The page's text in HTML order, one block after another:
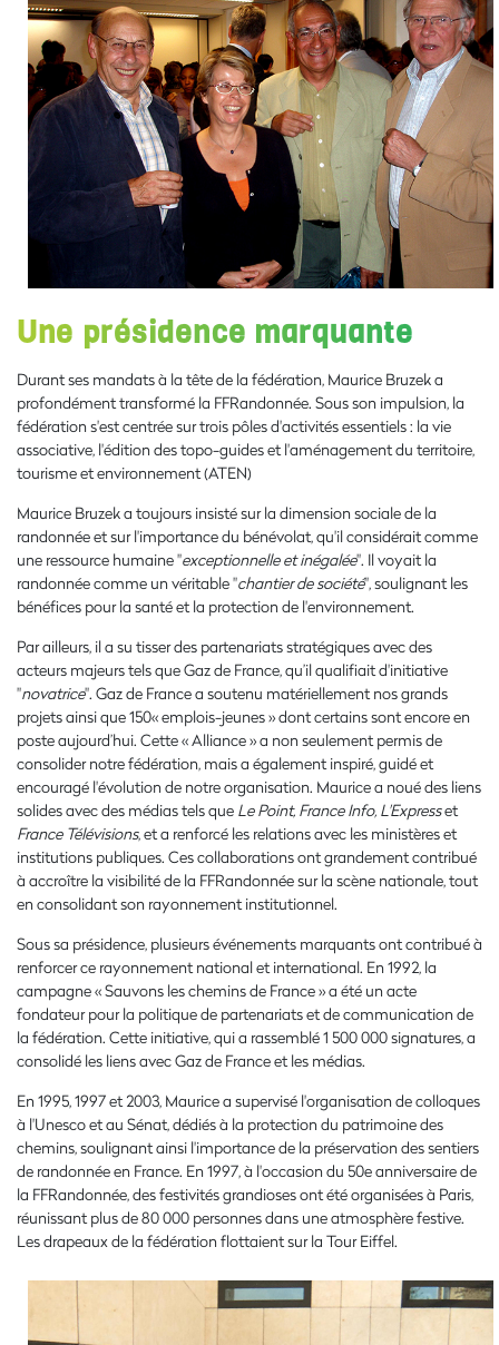
Une présidence marquante
Durant ses mandats à la tête de la fédération, Maurice Bruzek a
profondément transformé la FFRandonnée. Sous son impulsion, la
fédération s'est centrée sur trois pôles d'activités essentiels : la vie
associative, l'édition des topo-guides et l'aménagement du territoire,
tourisme et environnement (ATEN)
Maurice Bruzek a toujours insisté sur la dimension sociale de la
randonnée et sur l'importance du bénévolat, qu'il considérait comme
une ressource humaine "exceptionnelle et inégalée". Il voyait la
randonnée comme un véritable "chantier de société", soulignant les
bénéfices pour la santé et la protection de l'environnement.
Par ailleurs, il a su tisser des partenariats stratégiques avec des
acteurs majeurs tels que Gaz de France, qu’il qualifiait d'initiative
"novatrice". Gaz de France a soutenu matériellement nos grands
projets ainsi que 150« emplois-jeunes » dont certains sont encore en
poste aujourd’hui. Cette « Alliance » a non seulement permis de
consolider notre fédération, mais a également inspiré, guidé et
encouragé l'évolution de notre organisation. Maurice a noué des liens
solides avec des médias tels que Le Point, France Info, L'Expresset
France Télévisions, et a renforcé les relations avec les ministères et
institutions publiques. Ces collaborations ont grandement contribué
à accroître la visibilité de la FFRandonnée sur la scène nationale, tout
en consolidant son rayonnement institutionnel.
Sous sa présidence, plusieurs événements marquants ont contribué à
renforcer ce rayonnement national et international. En 1992, la
campagne « Sauvons les chemins de France » a été un acte
fondateur pour la politique de partenariats et de communication de
la fédération. Cette initiative, qui a rassemblé 1 500 000 signatures, a
consolidé les liens avec Gaz de France et les médias.
En 1995, 1997 et 2003, Maurice a supervisé l'organisation de colloques
à l'Unesco et au Sénat, dédiés à la protection du patrimoine des
chemins, soulignant ainsi l'importance de la préservation des sentiers
de randonnée en France. En 1997, à l'occasion du 50e anniversaire de
la FFRandonnée, des festivités grandioses ont été organisées à Paris,
réunissant plus de 80 000 personnes dans une atmosphère festive.
Les drapeaux de la fédération flottaient sur la Tour Eiffel.